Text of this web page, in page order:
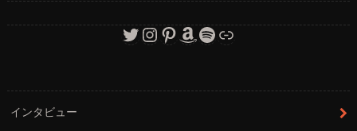
Twitter
Instagram
Pinterest
Amazon
Spotify
リンク
インタビュー